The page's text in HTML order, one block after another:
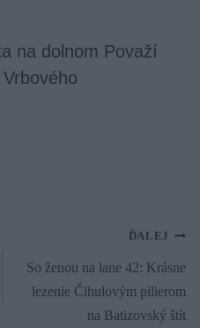
na dolnom Považí
ĎALEJ
So ženou na lane 42: Krásne
lezenie Čihulovým pilierom
na Batizovský štít